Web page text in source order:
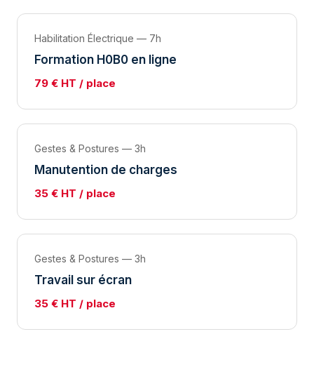
Habilitation Électrique — 7h
Formation H0B0 en ligne
79 € HT / place
Gestes & Postures — 3h
Manutention de charges
35 € HT / place
Gestes & Postures — 3h
Travail sur écran
35 € HT / place